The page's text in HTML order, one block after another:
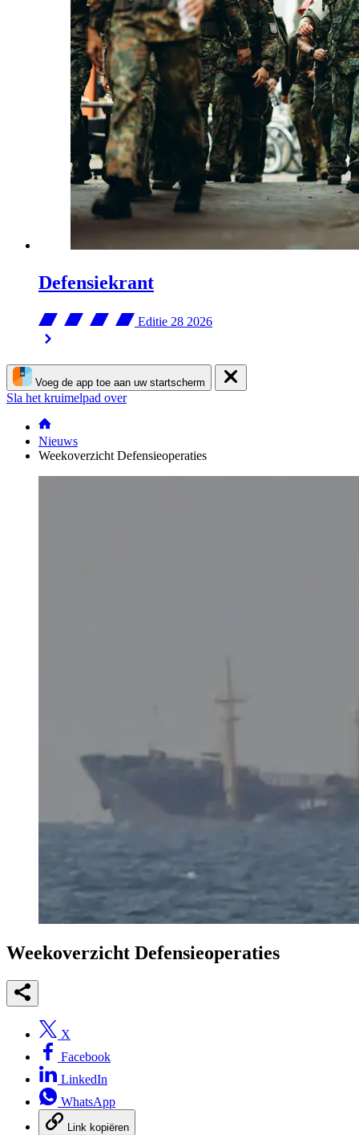
Defensiekrant
Editie 28 2026
Voeg de app toe aan uw startscherm
Sla het kruimelpad over
Nieuws
Weekoverzicht Defensieoperaties
Weekoverzicht Defensieoperaties
X
Facebook
LinkedIn
WhatsApp
Link kopiëren